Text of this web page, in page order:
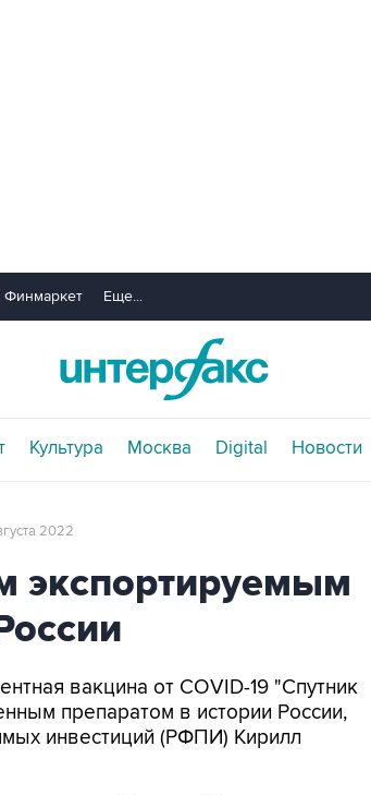
Финмаркет Еще...
Культура Москва Digital Новости
2022
экспортируемым
вакцина от COVID-19 "Спутник
препаратом в истории России,
инвестиций (РФПИ) Кирилл